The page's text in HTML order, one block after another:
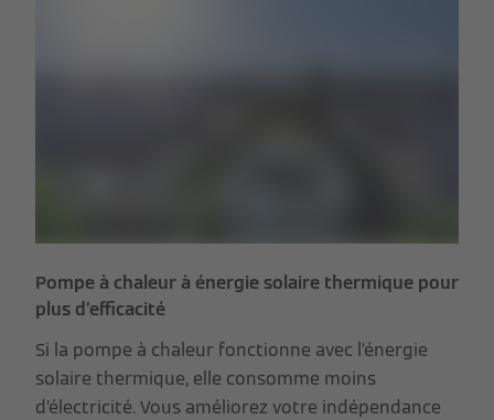
Pompe à chaleur à énergie solaire thermique pour
plus d’efficacité
Si la pompe à chaleur fonctionne avec l’énergie
solaire thermique, elle consomme moins
d’électricité. Vous améliorez votre indépendance